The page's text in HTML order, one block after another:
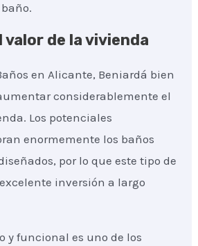
de la vivienda
en Alicante, Beniardá bien
considerablemente el
Los potenciales
enormemente los baños
por lo que este tipo de
inversión a largo
y funcional es uno de los